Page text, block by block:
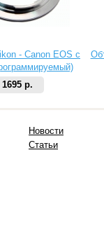
- Canon EOS с
1695 р.
Новости
Статьи